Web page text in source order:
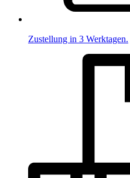
Zustellung in 3 Werktagen.